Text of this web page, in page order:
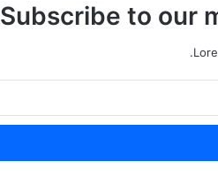
Subscribe to our